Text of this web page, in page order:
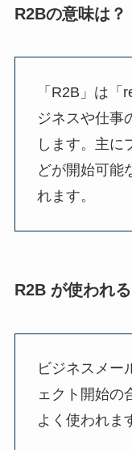
R2Bの意味は？
「R2B」は
ジネスや仕事
します。主に
どが開始可能
れます。
R2B が使われ
ビジネスメー
ェクト開始の
よく使われま